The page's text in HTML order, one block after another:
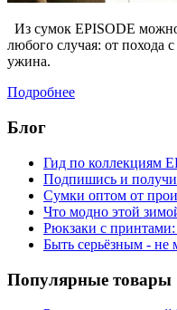
Из сумок EPISODE
любого случая: от похода
ужина.
Подробнее
Блог
Гид по коллекциям
Подпишись и
Сумки оптом от
Что модно этой
Рюкзаки с принтами:
Быть серьёзным - не
Популярные товары